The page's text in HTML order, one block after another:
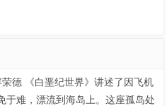
德 《白垩纪世界》讲述了因飞机
于难，漂流到海岛上。这座孤岛处